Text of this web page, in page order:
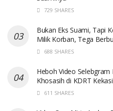
729 SHARES
Bukan Eks Suami, Tapi
Milik Korban, Tega
688 SHARES
Heboh Video
Khosasih di KDRT
611 SHARES